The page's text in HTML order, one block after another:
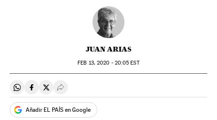
JUAN ARIAS
FEB 13, 2020 - 20:05 EST
Compartir en Whatsapp
Compartir en Facebook
Compartir en Twitter
Desplegar Redes Sociales
Añadir EL PAÍS en Google